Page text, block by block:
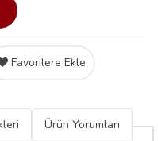
Favorilere Ekle
Ürün Yorumları